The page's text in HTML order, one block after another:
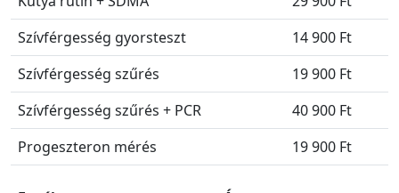
Szívférgesség gyorsteszt
14 900 Ft
Szívférgesség szűrés
19 900 Ft
Szívférgesség szűrés + PCR
40 900 Ft
Progeszteron mérés
19 900 Ft